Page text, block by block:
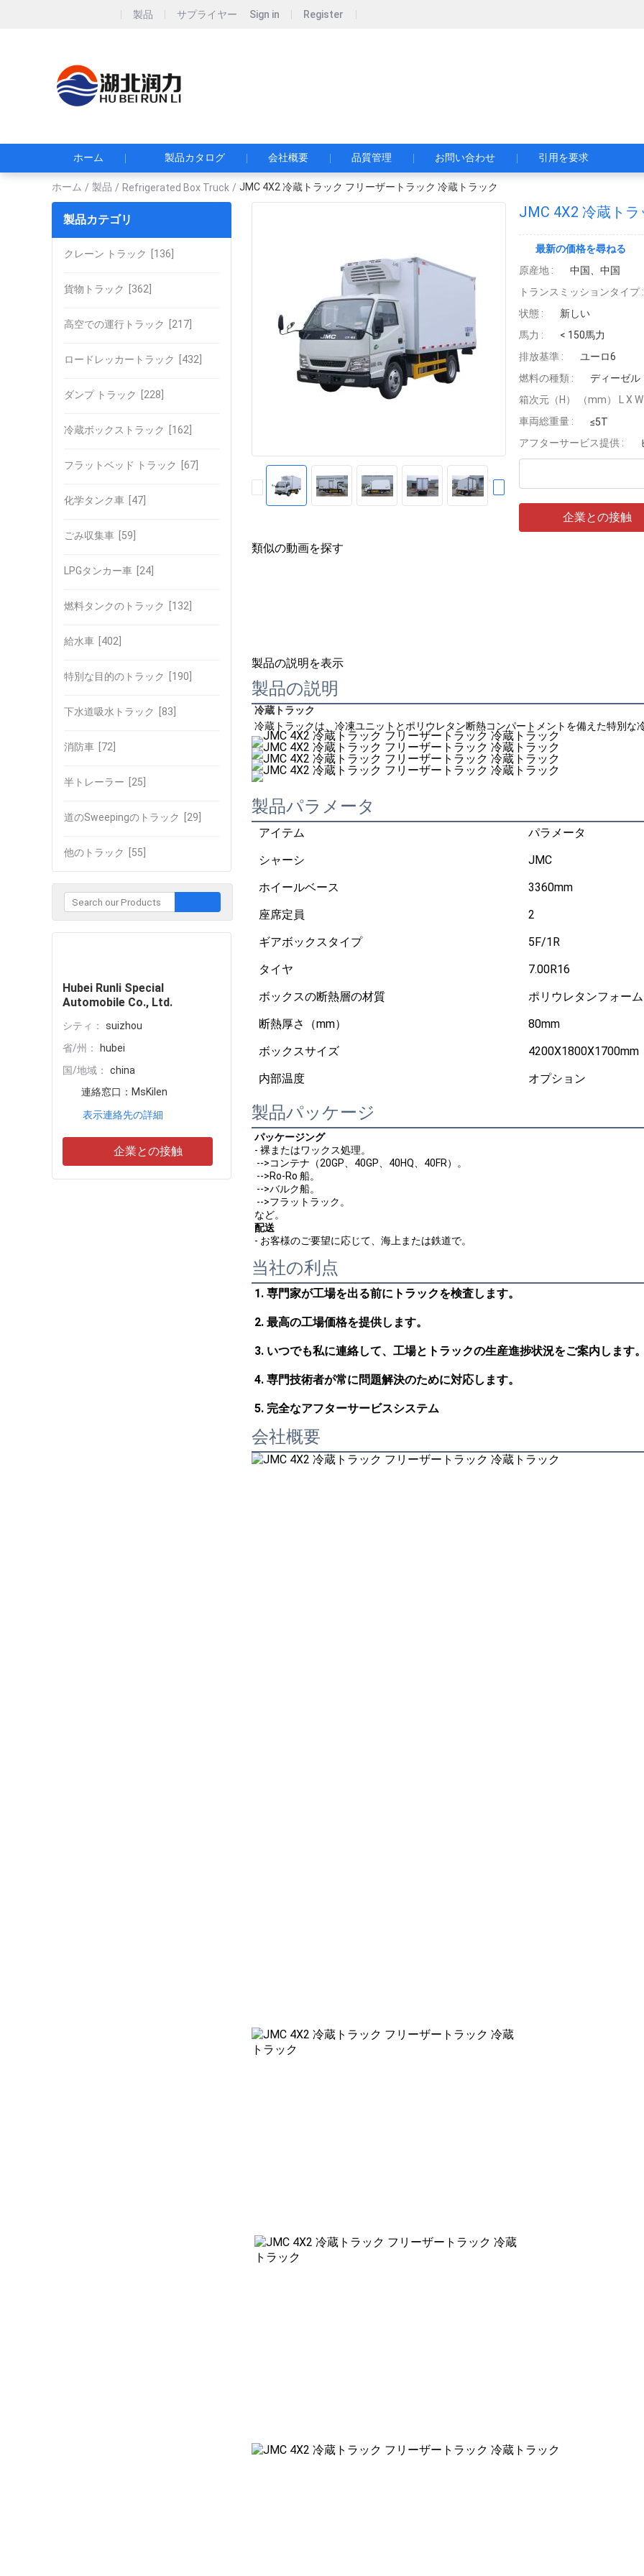
製品 サプライヤー Sign in Register
ホーム 製品カタログ 会社概要 品質管理 お問い合わせ 引用を要求
ホーム / 製品 / Refrigerated Box Truck / JMC 4X2 冷蔵トラック フリーザートラック 冷蔵トラック
製品カテゴリ
クレーン トラック [136]
貨物トラック [362]
高空での運行トラック [217]
ロードレッカートラック [432]
ダンプ トラック [228]
冷蔵ボックストラック [162]
フラットベッド トラック [67]
化学タンク車 [47]
ごみ収集車 [59]
LPGタンカー車 [24]
燃料タンクのトラック [132]
給水車 [402]
特別な目的のトラック [190]
下水道吸水トラック [83]
消防車 [72]
半トレーラー [25]
道のSweepingのトラック [29]
他のトラック [55]
Hubei Runli Special
Automobile Co., Ltd.
シティ：
suizhou
省/州：
hubei
国/地域：
china
連絡窓口： MsKilen
表示連絡先の詳細
企業との接触
JMC 4X2 冷蔵ト
最新の価格を尋ねる
原産地 :
中国、中国
トランスミッションタイプ :
状態 :
新しい
馬力 :
< 150馬力
排放基準 :
ユーロ6
燃料の種類 :
ディーゼル
箱次元（H） （mm） L X W
車両総重量 :
≤5T
アフターサービス提供 :
企業との接触
類似の動画を探す
製品の説明を表示
製品の説明
冷蔵トラック
冷蔵トラックは、冷凍ユニットとポリウレタン断熱コンパートメントを備えた特別な
製品パラメータ
アイテム
パラメータ
シャーシ
JMC
ホイールベース
3360mm
座席定員
2
ギアボックスタイプ
5F/1R
タイヤ
7.00R16
ボックスの断熱層の材質
ポリウレタンフォーム
断熱厚さ（mm）
80mm
ボックスサイズ
4200X1800X1700mm
内部温度
オプション
製品パッケージ
パッケージング
- 裸またはワックス処理。
-->コンテナ（20GP、40GP、40HQ、40FR）。
-->Ro-Ro 船。
-->バルク船。
-->フラットラック。
など。
配送
- お客様のご要望に応じて、海上または鉄道で。
当社の利点
1. 専門家が工場を出る前にトラックを検査します。
2. 最高の工場価格を提供します。
3. いつでも私に連絡して、工場とトラックの生産進捗状況をご案内します。
4. 専門技術者が常に問題解決のために対応します。
5. 完全なアフターサービスシステム
会社概要